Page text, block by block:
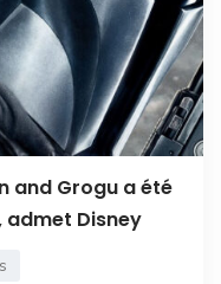
and Grogu a été
Disney